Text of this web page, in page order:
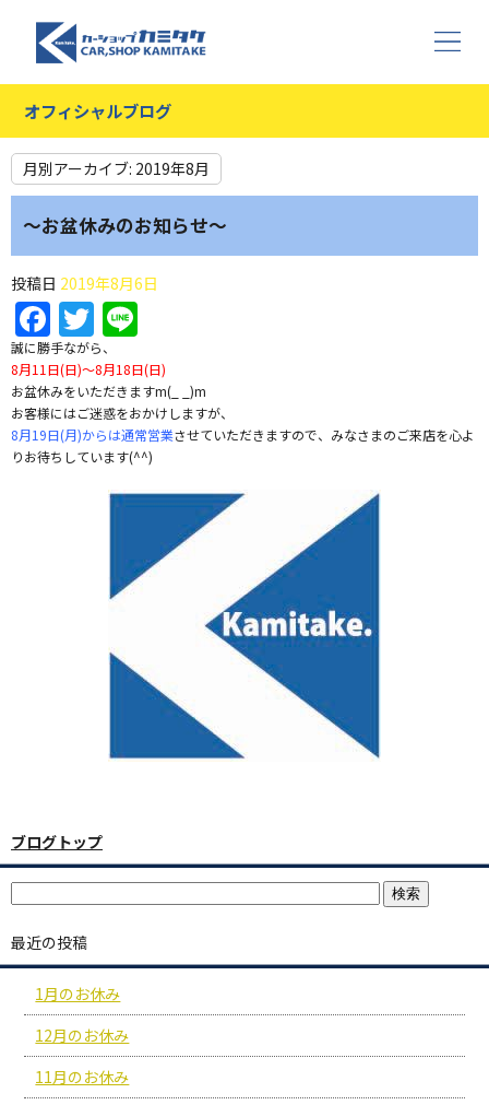
オフィシャルブログ
月別アーカイブ: 2019年8月
〜お盆休みのお知らせ〜
投稿日 2019年8月6日
Facebook
Twitter
誠に勝手ながら、
8月11日(日)〜8月18日(日)
お盆休みをいただきますm(_ _)m
お客様にはご迷惑をおかけしますが、
8月19日(月)からは通常営業させていただきますので、みなさまのご来店を心よ
りお待ちしています(^^)
ブログトップ
最近の投稿
1月のお休み
12月のお休み
11月のお休み